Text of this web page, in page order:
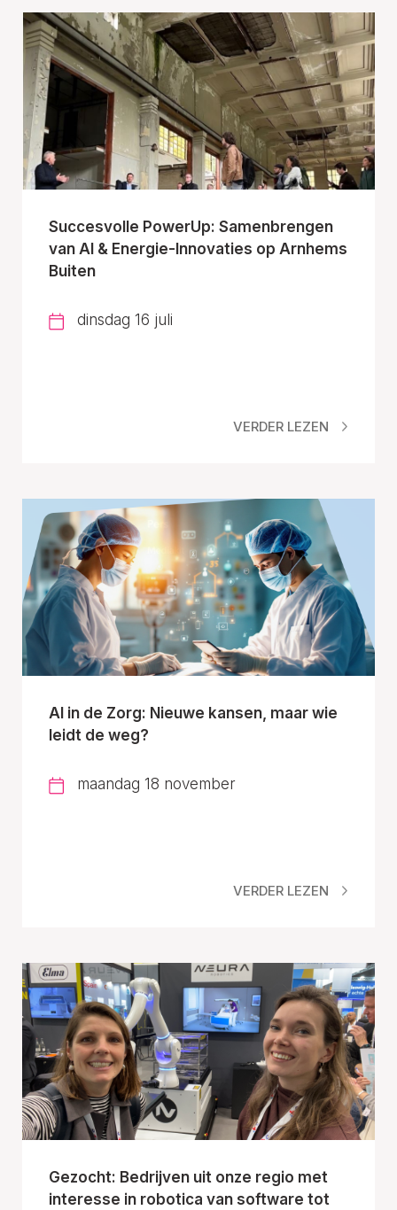
Succesvolle PowerUp: Samenbrengen
van AI & Energie-Innovaties op Arnhems
Buiten
dinsdag 16 juli
VERDER LEZEN
AI in de Zorg: Nieuwe kansen, maar wie
leidt de weg?
maandag 18 november
VERDER LEZEN
Gezocht: Bedrijven uit onze regio met
interesse in robotica van software tot